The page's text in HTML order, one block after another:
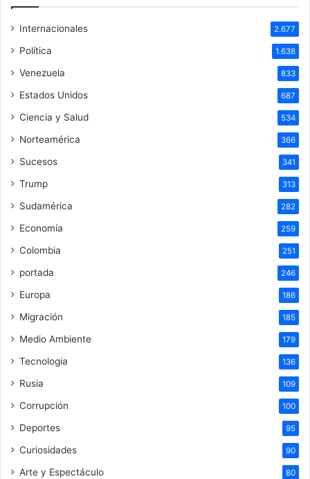
Internacionales 2.677
Política 1.638
Venezuela 833
Estados Unidos 687
Ciencia y Salud 534
Norteamérica 366
Sucesos 341
Trump 313
Sudamérica 282
Economía 259
Colombia 251
portada 246
Europa 186
Migración 185
Medio Ambiente 179
Tecnologia 136
Rusia 109
Corrupción 100
Deportes 95
Curiosidades 90
Arte y Espectáculo 80